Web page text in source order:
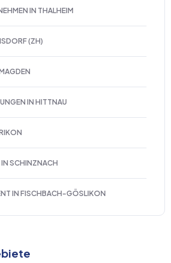
IN THALHEIM
(ZH)
IN HITTNAU
SCHINZNACH
IN FISCHBACH-GÖSLIKON